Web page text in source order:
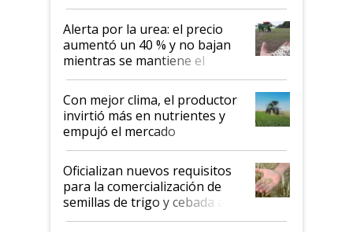
Alerta por la urea: el precio
aumentó un 40 % y no bajan
mientras se mantiene el
conflicto en Medio Oriente
Con mejor clima, el productor
invirtió más en nutrientes y
empujó el mercado
Oficializan nuevos requisitos
para la comercialización de
semillas de trigo y cebada a
granel